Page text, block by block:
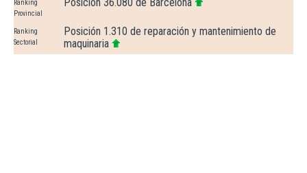
Ranking
Provincial
Posición 36.080 de Barcelona
Ranking
Sectorial
Posición 1.310 de reparación y mantenimiento de
maquinaria